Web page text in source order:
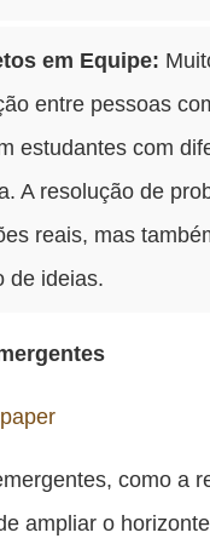
em Equipe:
entre pessoas
estudantes com
A resolução de
reais, mas
de ideias.
como a
ampliar o